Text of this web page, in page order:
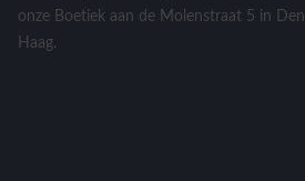
onze Boetiek aan de Molenstraat 5 in Den
Haag.